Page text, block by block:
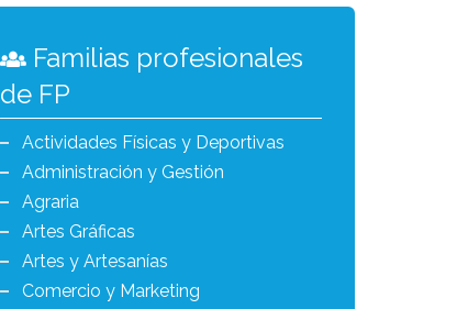
Familias profesionales
de FP
Actividades Físicas y Deportivas
Administración y Gestión
Agraria
Artes Gráficas
Artes y Artesanías
Comercio y Marketing